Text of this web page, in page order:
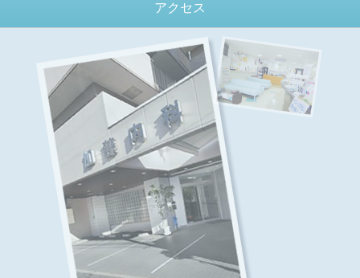
アクセス